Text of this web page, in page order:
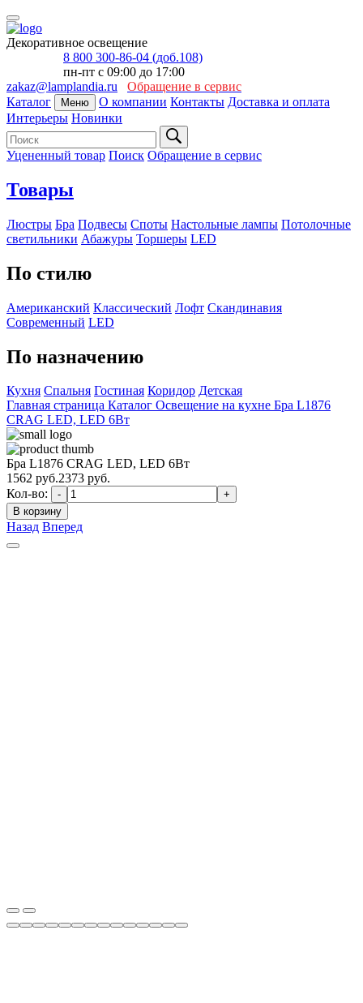
Декоративное освещение
8 800 300-86-04 (доб.108)
пн-пт с 09:00 до 17:00
zakaz@lamplandia.ru
Обращение в сервис
Каталог
Меню О компании Контакты Доставка и оплата
Интерьеры Новинки
Уцененный товар Поиск Обращение в сервис
Товары
Люстры Бра Подвесы Споты Настольные лампы Потолочные
светильники Абажуры Торшеры LED
По стилю
Американский Классический Лофт Скандинавия
Современный LED
По назначению
Кухня Спальня Гостиная Коридор Детская
Главная страница Каталог Освещение на кухне Бра L1876
CRAG LED, LED 6Вт
Бра L1876 CRAG LED, LED 6Вт
1562 руб.2373 руб.
Кол-во:
-
+
В корзину
Назад Вперед